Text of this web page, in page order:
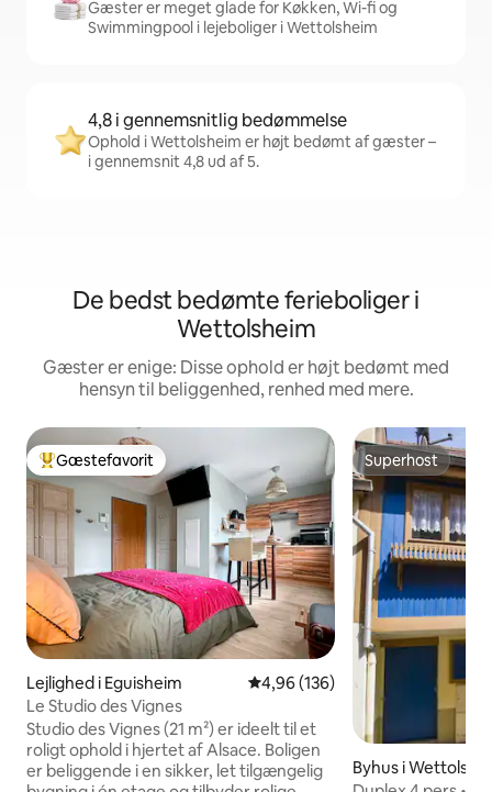
Gæster er meget glade for Køkken, Wi-fi og
Swimmingpool i lejeboliger i Wettolsheim
4,8 i gennemsnitlig bedømmelse
Ophold i Wettolsheim er højt bedømt af gæster –
i gennemsnit 4,8 ud af 5.
De bedst bedømte ferieboliger i
Wettolsheim
Gæster er enige: Disse ophold er højt bedømt med
hensyn til beliggenhed, renhed med mere.
Bedste gæstefavorit
Gæstefavorit
Lejlighed i Eguisheim 4,96 ud af 5 i gennemsnitlig
4,96 (136)
Le Studio des Vignes
Studio des Vignes (21 m²) er ideelt til et
roligt ophold i hjertet af Alsace. Boligen
er beliggende i en sikker, let tilgængelig
Superhost
Superhost
Byhus i